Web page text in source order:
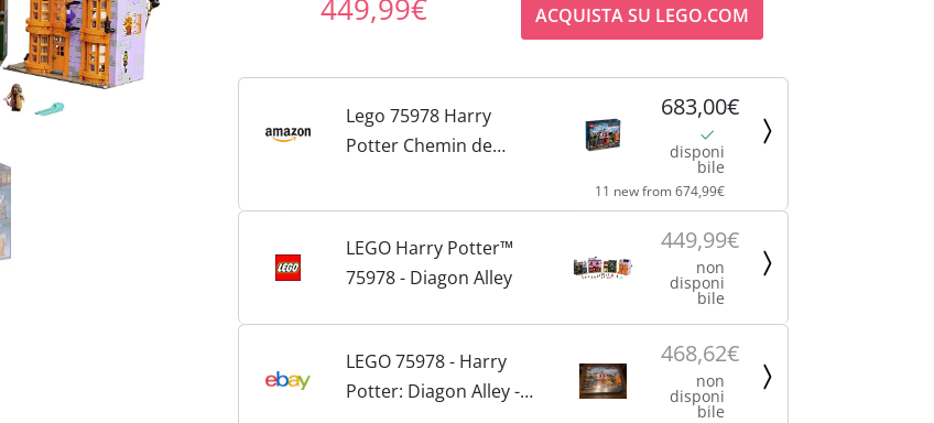
449,99€ ACQUISTA SU LEGO.COM
Lego 75978 Harry
Potter Chemin de
683,00€
disponi
bile
11 new from 674,99€
LEGO Harry Potter™
75978 - Diagon Alley
449,99€
non
disponi
bile
LEGO 75978 - Harry
Potter: Diagon Alley -
468,62€
non
disponi
bile